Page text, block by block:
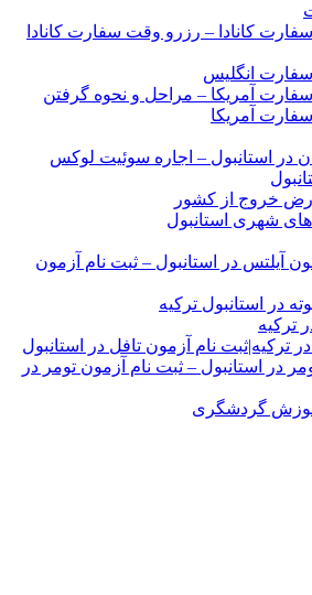
کانادا – رزرو وقت سفارت کانادا
انگلیس
آمریکا – مراحل و نحوه گرفتن
آمریکا
در استانبول – اجاره سوئیت لوکس
خروج از کشور
شهری استانبول
آیلتس در استانبول – ثبت نام آزمون
در استانبول ترکیه
ترکیه
ترکیه|ثبت نام آزمون تافل در استانبول
در استانبول – ثبت نام آزمون تومر در
گردشگری